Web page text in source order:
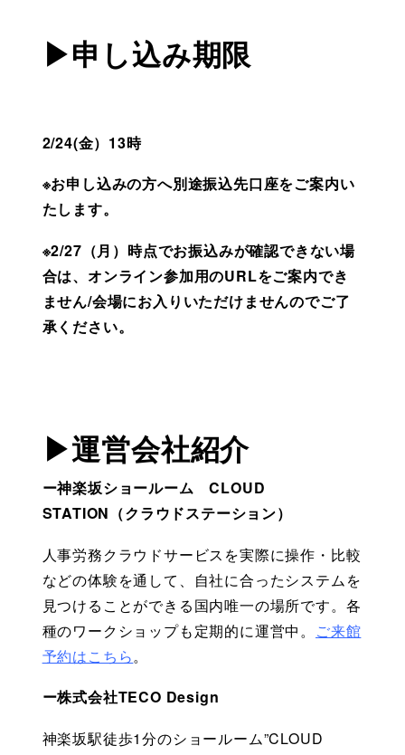
▶申し込み期限
2/24(金）13時
※お申し込みの方へ別途振込先口座をご案内い
たします。
※2/27（月）時点でお振込みが確認できない場
合は、オンライン参加用のURLをご案内でき
ません/会場にお入りいただけませんのでご了
承ください。
▶運営会社紹介
ー神楽坂ショールーム　CLOUD
STATION（クラウドステーション）
人事労務クラウドサービスを実際に操作・比較
などの体験を通して、自社に合ったシステムを
見つけることができる国内唯一の場所です。各
種のワークショップも定期的に運営中。 ご来館
予約はこちら。
ー株式会社TECO Design
神楽坂駅徒歩1分のショールーム”CLOUD